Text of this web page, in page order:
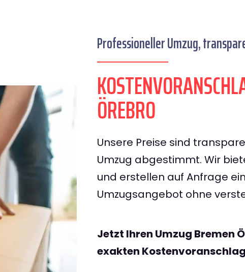
Professioneller Umzug,
ÖREBRO
Unsere Preise sind
Umzug abgestimmt. Wir
und erstellen auf Anfrage
Umzugsangebot ohne
Jetzt Ihren Umzug Bremen
exakten